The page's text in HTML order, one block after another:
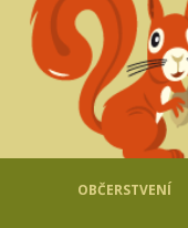
OBČERSTVENÍ